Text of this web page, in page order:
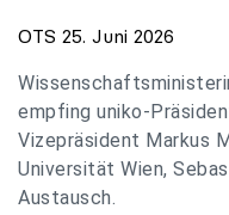
OTS 25. Juni 2026
empfing uniko-
Vizepräsident Markus
Universität Wien,
Austausch.